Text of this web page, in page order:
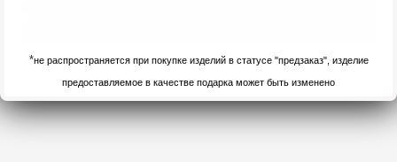
*не распространяется при покупке изделий в статусе "предзаказ", изделие
предоставляемое в качестве подарка может быть изменено